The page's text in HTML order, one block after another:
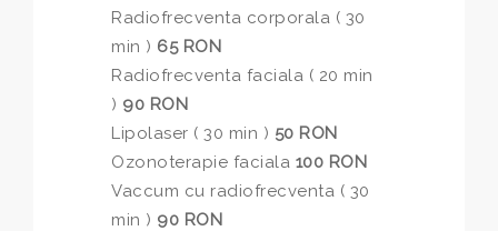
Radiofrecventa corporala ( 30
min ) 65 RON
Radiofrecventa faciala ( 20 min
) 90 RON
Lipolaser ( 30 min ) 50 RON
Ozonoterapie faciala 100 RON
Vaccum cu radiofrecventa ( 30
min ) 90 RON